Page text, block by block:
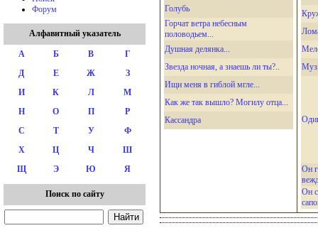
Форум
Алфавитный указатель
А Б В
Г
Д
Е Ж
З
И
К Л
М
Н
О П
Р
С
Т У
Ф
Х
Ц Ч
Ш
Щ
Э Ю Я
Поиск по сайту
Голубь
Горчат ветра небесным
половодьем...
Душная делянка...
Звезда ночная, а знаешь ли ты?..
Ищи меня в гиблой мгле...
Как же так вышло? Могилу отца...
Кассандра
Он
Он